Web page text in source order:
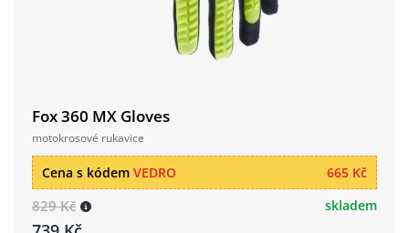
Fox 360 MX Gloves
motokrosové rukavice
665 Kč
Cena s kódem VEDRO
829 Kč skladem